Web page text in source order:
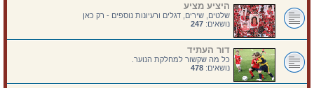
היציע מציע
שלטים, שירים, דגלים ורעיונות נוספים - רק כאן
נושאים: 247
דור העתיד
כל מה שקשור למחלקת הנוער.
נושאים: 478